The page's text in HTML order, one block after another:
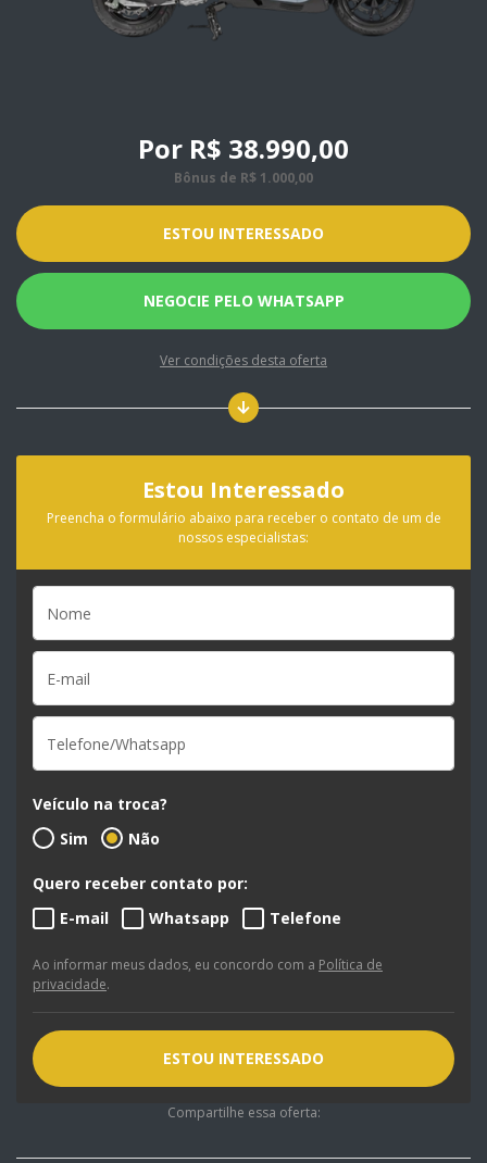
Por R$ 38.990,00
Bônus de R$ 1.000,00
ESTOU INTERESSADO
NEGOCIE PELO WHATSAPP
Ver condições desta oferta
Estou Interessado
Preencha o formulário abaixo para receber o contato de um de
nossos especialistas:
Veículo na troca?
Sim
Não
Quero receber contato por:
E-mail
Whatsapp Telefone
Ao informar meus dados, eu concordo com a Política de
privacidade.
ESTOU INTERESSADO
Compartilhe essa oferta: